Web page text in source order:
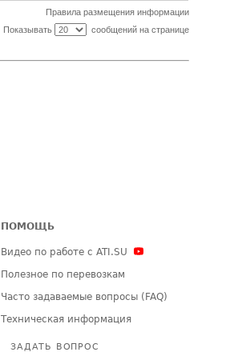
Правила размещения информации
Показывать
сообщений на странице
ПОМОЩЬ
Видео по работе с ATI.SU
Полезное по перевозкам
Часто задаваемые вопросы (FAQ)
Техническая информация
ЗАДАТЬ ВОПРОС